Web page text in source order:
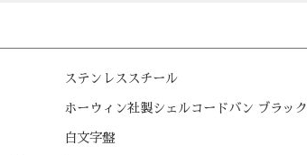
ステンレススチール
ホーウィン社製シェルコードバン ブラック
白文字盤